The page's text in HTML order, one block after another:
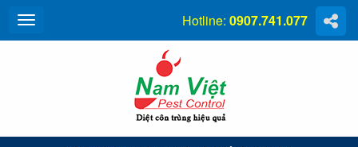
Hotline: 0907.741.077